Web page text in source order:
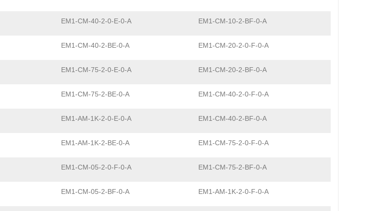
EM1-CM-40-2-0-E-0-A EM1-CM-10-2-BF-0-A
EM1-CM-40-2-BE-0-A EM1-CM-20-2-0-F-0-A
EM1-CM-75-2-0-E-0-A EM1-CM-20-2-BF-0-A
EM1-CM-75-2-BE-0-A EM1-CM-40-2-0-F-0-A
EM1-AM-1K-2-0-E-0-A EM1-CM-40-2-BF-0-A
EM1-AM-1K-2-BE-0-A EM1-CM-75-2-0-F-0-A
EM1-CM-05-2-0-F-0-A EM1-CM-75-2-BF-0-A
EM1-CM-05-2-BF-0-A EM1-AM-1K-2-0-F-0-A